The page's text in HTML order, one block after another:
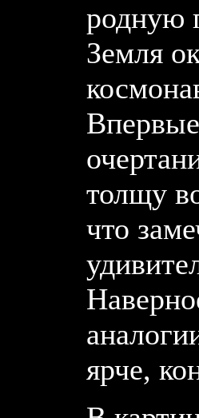
родную
Земля
толщу
что
ярче,